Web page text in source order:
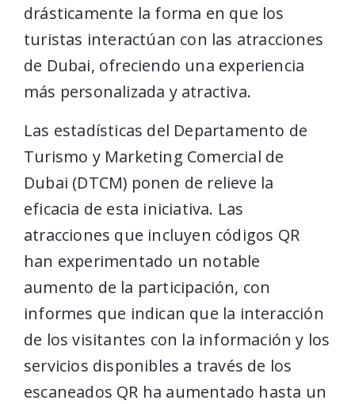
drásticamente la forma en que los
turistas interactúan con las atracciones
de Dubai, ofreciendo una experiencia
más personalizada y atractiva.
Las estadísticas del Departamento de
Turismo y Marketing Comercial de
Dubai (DTCM) ponen de relieve la
eficacia de esta iniciativa. Las
atracciones que incluyen códigos QR
han experimentado un notable
aumento de la participación, con
informes que indican que la interacción
de los visitantes con la información y los
servicios disponibles a través de los
escaneados QR ha aumentado hasta un